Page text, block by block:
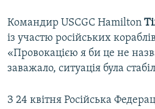
Командир USCGC Hamilton
із участю російських
«Провокацією я би це не
заважало, ситуація була
З 24 квітня Російська